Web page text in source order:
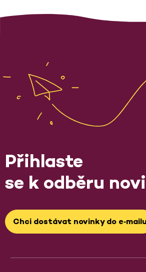
Přihlaste
se k odběru
Chci dostávat novinky do e‑mailu